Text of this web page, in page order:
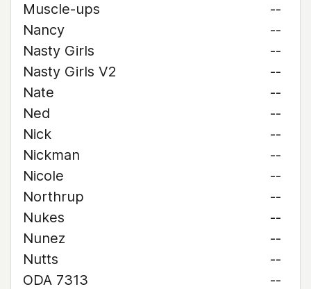
Muscle-ups
--
Nancy
--
Nasty Girls
--
Nasty Girls V2
--
Nate
--
Ned
--
Nick
--
Nickman
--
Nicole
--
Northrup
--
Nukes
--
Nunez
--
Nutts
--
ODA 7313
--